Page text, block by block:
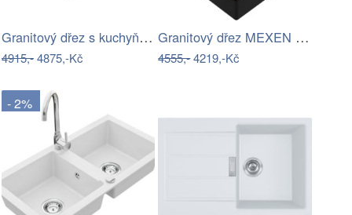
Granitový dřez s kuchyňskou baterií…
4915,-4875,-Kč
Granitový dřez MEXEN VITO černá perleť …
4555,-4219,-Kč
- 2%